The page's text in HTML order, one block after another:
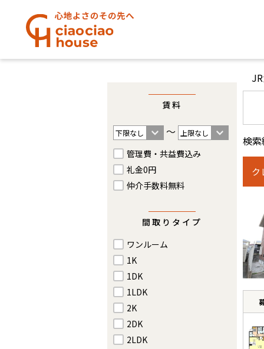
賃料
〜
管理費・共益費込み
礼金0円
仲介手数料無料
間取りタイプ
ワンルーム
1K
1DK
1LDK
2K
2DK
2LDK
検